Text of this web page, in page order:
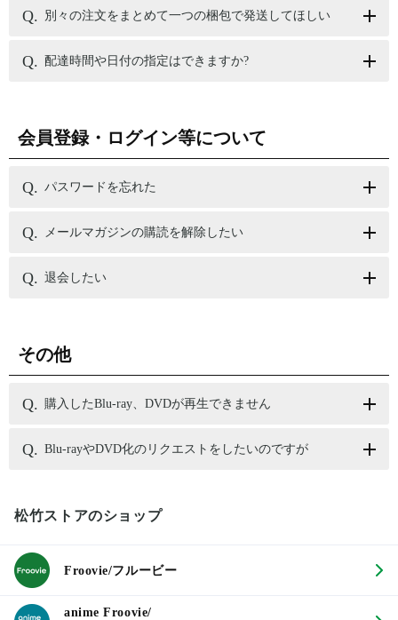
別々の注文をまとめて一つの梱包で発送してほしい
配達時間や日付の指定はできますか?
会員登録・ログイン等について
パスワードを忘れた
メールマガジンの購読を解除したい
退会したい
その他
購入したBlu-ray、DVDが再生できません
Blu-rayやDVD化のリクエストをしたいのですが
松竹ストアのショップ
Froovie/フルービー
anime Froovie/